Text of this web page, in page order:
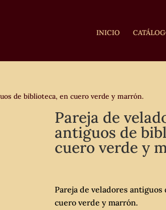
INICIO
de biblioteca, en cuero verde y marrón.
Pareja de
antiguos de
cuero verde y
Pareja de veladores
cuero verde y marrón.